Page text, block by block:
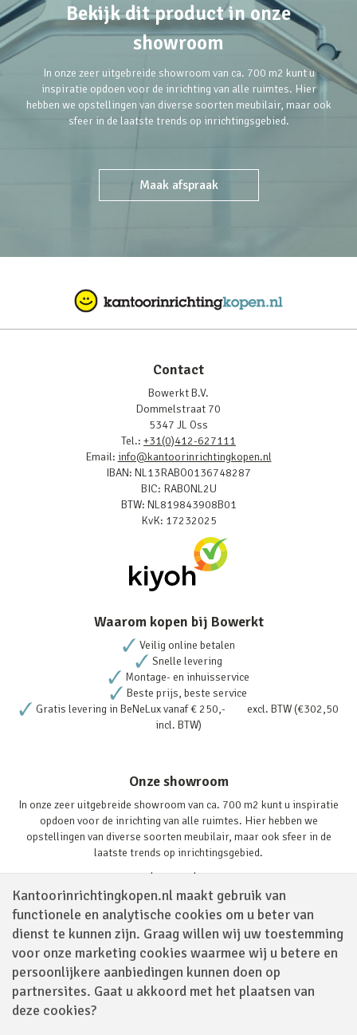
Kantoorinrichtingkopen.nl maakt gebruik van
functionele en analytische cookies om u beter van
dienst te kunnen zijn. Graag willen wij uw toestemming
voor onze marketing cookies waarmee wij u betere en
persoonlijkere aanbiedingen kunnen doen op
partnersites. Gaat u akkoord met het plaatsen van
deze cookies?
Bekijk dit product in onze
showroom
In onze zeer uitgebreide showroom van ca. 700 m2 kunt u
inspiratie opdoen voor de inrichting van alle ruimtes. Hier
hebben we opstellingen van diverse soorten meubilair, maar ook
sfeer in de laatste trends op inrichtingsgebied.
Maak afspraak
Contact
Bowerkt B.V.
Dommelstraat 70
5347 JL Oss
Tel.: +31(0)412-627111
Email: info@kantoorinrichtingkopen.nl
IBAN: NL13RABO0136748287
BIC: RABONL2U
BTW: NL819843908B01
KvK: 17232025
Waarom kopen bij Bowerkt
Veilig online betalen
Snelle levering
Montage- en inhuisservice
Beste prijs, beste service
Gratis levering in BeNeLux vanaf € 250,- excl. BTW (€302,50
incl. BTW)
Onze showroom
In onze zeer uitgebreide showroom van ca. 700 m2 kunt u inspiratie
opdoen voor de inrichting van alle ruimtes. Hier hebben we
opstellingen van diverse soorten meubilair, maar ook sfeer in de
laatste trends op inrichtingsgebied.
Lees verder